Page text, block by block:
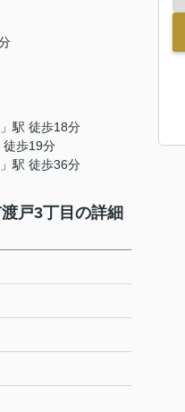
」駅 徒歩18分
徒歩19分
」駅 徒歩36分
戸3丁目の詳細